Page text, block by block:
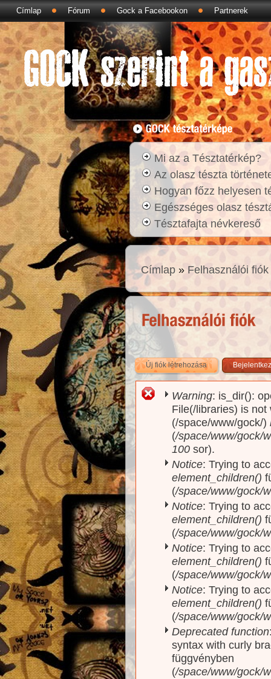
Címlap Fórum Gock a Facebookon Partnerek
Mi az a Tésztatérkép?
Az olasz tészta
Hogyan főzz helyesen
Egészséges olasz
Tésztafajta névkereső
Címlap » Felhasználói fiók
Új fiók létrehozása(aktív fül)
Hibaüzenet
Warning: is_dir():
File(/libraries) is
(/space/www/gock/)
(/space/www/gock/
100 sor).
Notice: Trying to
element_children()
(/space/www/gock/
Notice: Trying to
element_children()
(/space/www/gock/
Notice: Trying to
element_children()
(/space/www/gock/
Notice: Trying to
element_children()
(/space/www/gock/
Deprecated function
syntax with curly
függvényben
(/space/www/gock/